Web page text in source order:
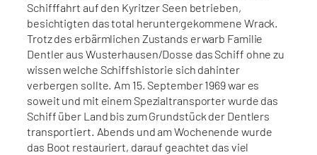
Schifffahrt auf den Kyritzer Seen betrieben,
besichtigten das total heruntergekommene Wrack.
Trotz des erbärmlichen Zustands erwarb Familie
Dentler aus Wusterhausen/Dosse das Schiff ohne zu
wissen welche Schiffshistorie sich dahinter
verbergen sollte. Am 15. September 1969 war es
soweit und mit einem Spezialtransporter wurde das
Schiff über Land bis zum Grundstück der Dentlers
transportiert. Abends und am Wochenende wurde
das Boot restauriert, darauf geachtet das viel